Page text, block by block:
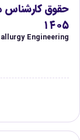
حقوق کارشناس
۱۴۰۵
Engineering